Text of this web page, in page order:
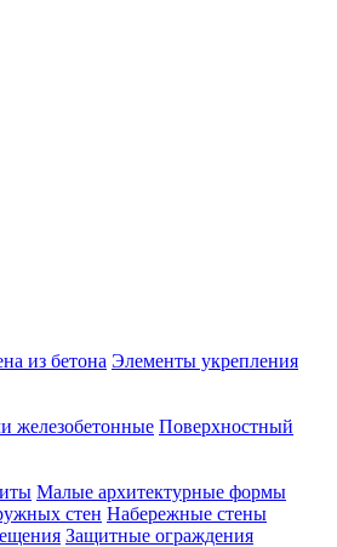
из бетона Элементы укрепления
железобетонные Поверхностный
Малые архитектурные формы
стен Набережные стены
Защитные ограждения